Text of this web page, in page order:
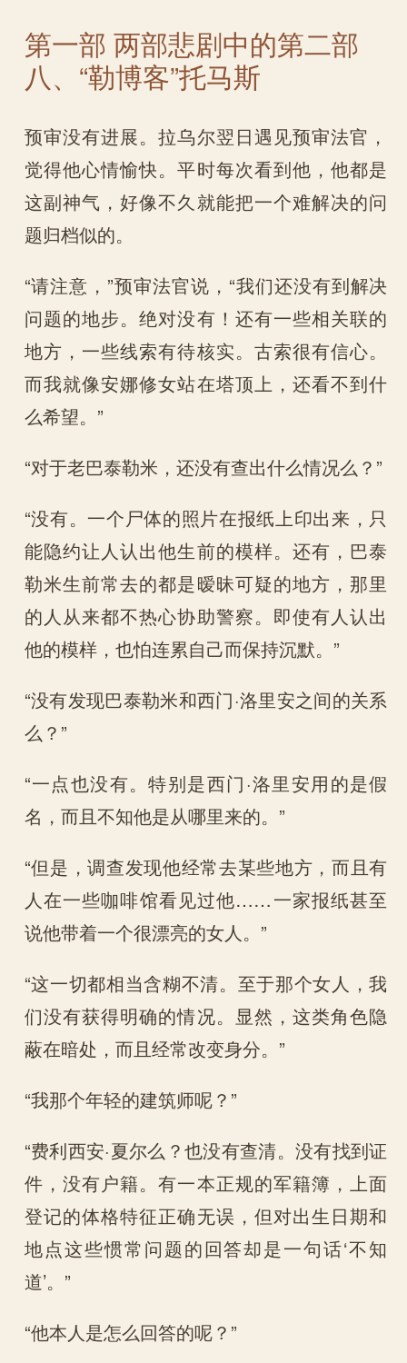
第一部 两部悲剧中的第二部
八、“勒博客”托马斯
预审没有进展。拉乌尔翌日遇见预审法官，
觉得他心情愉快。平时每次看到他，他都是
这副神气，好像不久就能把一个难解决的问
题归档似的。
“请注意，”预审法官说，“我们还没有到解决
问题的地步。绝对没有！还有一些相关联的
地方，一些线索有待核实。古索很有信心。
而我就像安娜修女站在塔顶上，还看不到什
么希望。”
“对于老巴泰勒米，还没有查出什么情况么？”
“没有。一个尸体的照片在报纸上印出来，只
能隐约让人认出他生前的模样。还有，巴泰
勒米生前常去的都是暧昧可疑的地方，那里
的人从来都不热心协助警察。即使有人认出
他的模样，也怕连累自己而保持沉默。”
“没有发现巴泰勒米和西门·洛里安之间的关系
么？”
“一点也没有。特别是西门·洛里安用的是假
名，而且不知他是从哪里来的。”
“但是，调查发现他经常去某些地方，而且有
人在一些咖啡馆看见过他……一家报纸甚至
说他带着一个很漂亮的女人。”
“这一切都相当含糊不清。至于那个女人，我
们没有获得明确的情况。显然，这类角色隐
蔽在暗处，而且经常改变身分。”
“我那个年轻的建筑师呢？”
“费利西安·夏尔么？也没有查清。没有找到证
件，没有户籍。有一本正规的军籍簿，上面
登记的体格特征正确无误，但对出生日期和
地点这些惯常问题的回答却是一句话‘不知
道’。”
“他本人是怎么回答的呢？”